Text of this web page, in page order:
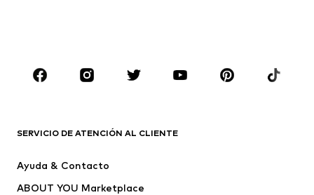
ROPA
Camisetas
Jeans
Pantalones
SERVICIO DE ATENCIÓN AL CLIENTE
Ayuda & Contacto
ABOUT YOU Marketplace